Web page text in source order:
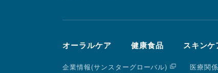
オーラルケア 健康食品 スキン
企業情報(サンスターグローバル) 医療関